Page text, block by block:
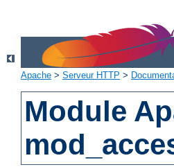
Apache > Serveur HTTP >
Module